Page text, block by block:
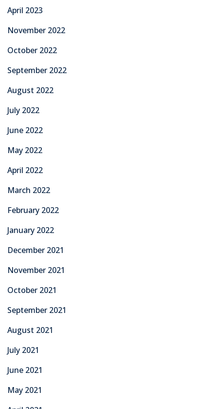
April 2023
November 2022
October 2022
September 2022
August 2022
July 2022
June 2022
May 2022
April 2022
March 2022
February 2022
January 2022
December 2021
November 2021
October 2021
September 2021
August 2021
July 2021
June 2021
May 2021